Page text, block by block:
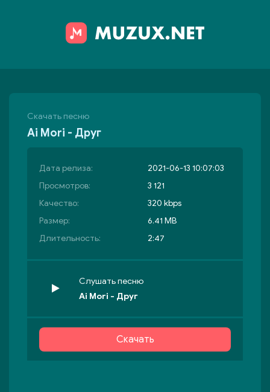
Скачать песню
Ai Mori - Друг
Дата релиза:
2021-06-13 10:07:03
Просмотров:
3 121
Качество:
320 kbps
Размер:
6.41 MB
Длительность:
2:47
Слушать песню
Ai Mori - Друг
Скачать